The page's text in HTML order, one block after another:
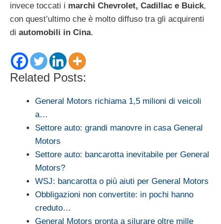
invece toccati i marchi Chevrolet, Cadillac e Buick,
con quest’ultimo che è molto diffuso tra gli acquirenti
di automobili in Cina.
Related Posts:
General Motors richiama 1,5 milioni di veicoli
a…
Settore auto: grandi manovre in casa General
Motors
Settore auto: bancarotta inevitabile per General
Motors?
WSJ: bancarotta o più aiuti per General Motors
Obbligazioni non convertite: in pochi hanno
creduto…
General Motors pronta a silurare oltre mille